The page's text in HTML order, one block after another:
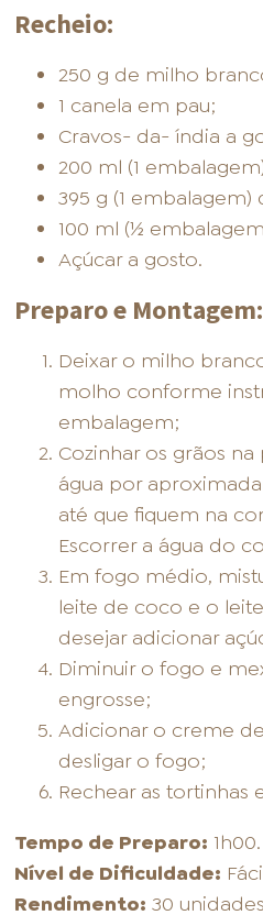
Recheio:
250 g de milho
1 canela em pau;
Cravos- da- índia a
200 ml (1
395 g (1
100 ml (½
Açúcar a gosto.
Preparo e Montagem:
Deixar o milho
molho conforme
embalagem;
Cozinhar os grãos
água por
até que fiquem na
Escorrer a água do
Em fogo médio,
leite de coco e o
desejar adicionar
Diminuir o fogo e
engrosse;
Adicionar o creme
desligar o fogo;
Rechear as tortinhas
Tempo de Preparo: 1h00.
Nível de Dificuldade:
Rendimento: 30